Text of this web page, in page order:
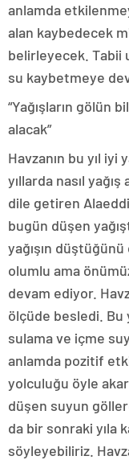
anlamda
alan kaybedecek
belirleyecek. Tabii
su kaybetmeye
“Yağışların gölün
alacak”
Havzanın bu yıl iyi
yıllarda nasıl
dile getiren
bugün düşen
yağışın
olumlu ama
devam ediyor.
ölçüde besledi. Bu
sulama ve içme
anlamda pozitif
yolculuğu öyle
düşen suyun
da bir sonraki yıla
söyleyebiliriz.